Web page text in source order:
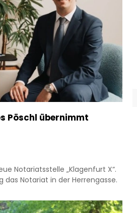
Pöschl übernimmt
Notariatsstelle „Klagenfurt X“.
Notariat in der Herrengasse.